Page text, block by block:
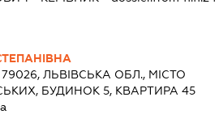
ЛЬВІВСЬКА ОБЛ., МІСТО
БУДИНОК 5, КВАРТИРА 45